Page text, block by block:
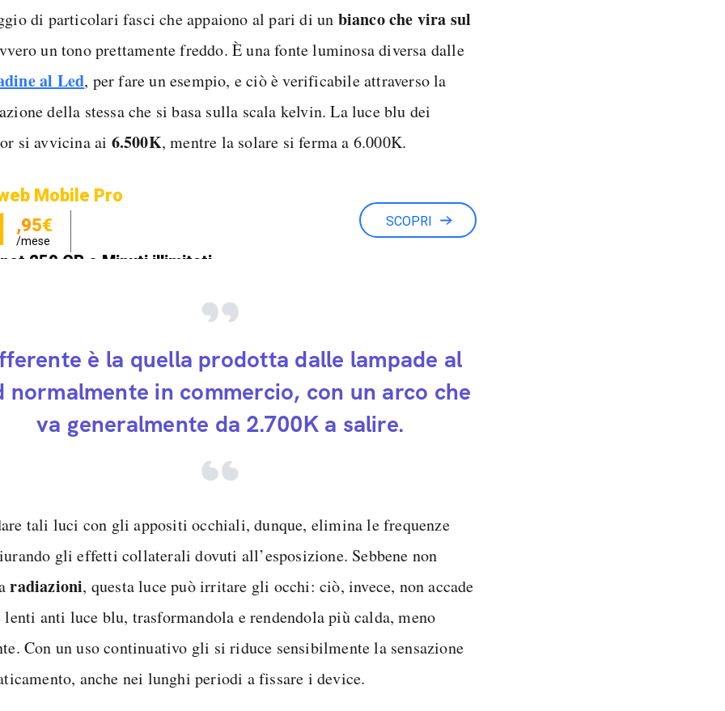
di particolari fasci che appaiono al pari di un bianco che vira sul
un tono prettamente freddo. È una fonte luminosa diversa dalle
al Led, per fare un esempio, e ciò è verificabile attraverso la
della stessa che si basa sulla scala kelvin. La luce blu dei
si avvicina ai 6.500K, mentre la solare si ferma a 6.000K.
Mobile Pro
,95€
/mese
250 GB e Minuti illimitati
SCOPRI
è la quella prodotta dalle lampade al
normalmente in commercio, con un arco che
va generalmente da 2.700K a salire.
tali luci con gli appositi occhiali, dunque, elimina le frequenze
gli effetti collaterali dovuti all’esposizione. Sebbene non
radiazioni, questa luce può irritare gli occhi: ciò, invece, non accade
lenti anti luce blu, trasformandola e rendendola più calda, meno
Con un uso continuativo gli si riduce sensibilmente la sensazione
anche nei lunghi periodi a fissare i device.